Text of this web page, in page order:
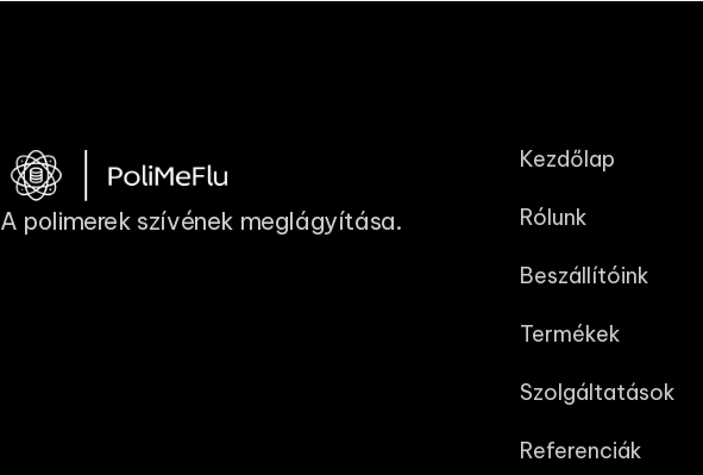
A polimerek szívének meglágyítása.
Kezdőlap
Rólunk
Beszállítóink
Termékek
Szolgáltatások
Referenciák